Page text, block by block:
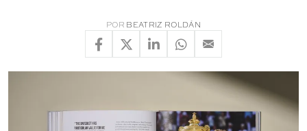
POR BEATRIZ ROLDÁN